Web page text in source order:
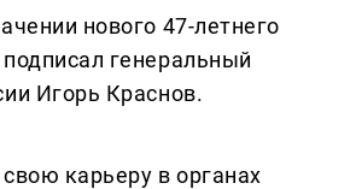
нового 47-летнего
генеральный
Игорь Краснов.
карьеру в органах